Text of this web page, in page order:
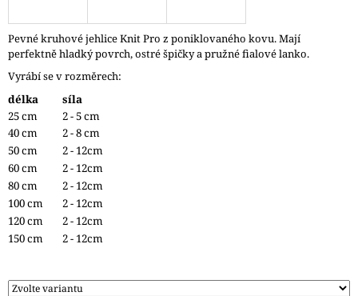
Pevné kruhové jehlice Knit Pro z poniklovaného kovu. Mají
perfektně hladký povrch, ostré špičky a pružné fialové lanko.
Vyrábí se v rozměrech:
délka
síla
25 cm
2 - 5 cm
40 cm
2 - 8 cm
50 cm
2 - 12cm
60 cm
2 - 12cm
80 cm
2 - 12cm
100 cm
2 - 12cm
120 cm
2 - 12cm
150 cm
2 - 12cm
E
M
E
REGGAE
OMBRÉ
1505
KUNTERBUNT
165
Kč